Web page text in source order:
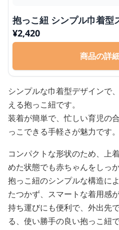
抱っこ紐 シンプル巾着型
¥2,420
商品の詳
シンプルな巾着型デザインで
える抱っこ紐です。
装着が簡単で、忙しい育児の
っこできる手軽さが魅力です。
コンパクトな形状のため、上
めた状態でも赤ちゃんをしっ
抱っこ紐のシンプルな構造に
たつかず、スマートな着用感
持ち運びにも便利で、外出先
る、使い勝手の良い抱っこ紐で